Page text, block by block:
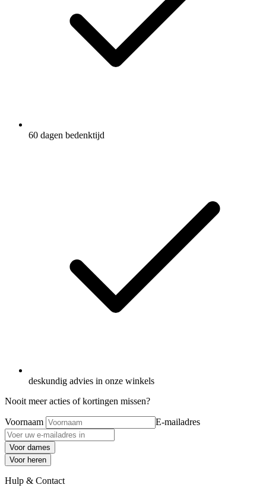
60 dagen bedenktijd
deskundig advies in onze winkels
Nooit meer acties of kortingen missen?
Voornaam E-mailadres
Voor dames
Voor heren
Hulp & Contact